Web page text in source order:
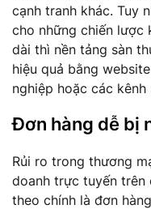
cạnh tranh khác. Tuy
cho những chiến lược
dài thì nền tảng sàn
hiệu quả bằng
nghiệp hoặc các kênh
Đơn hàng dễ bị
Rủi ro trong thương
doanh trực tuyến trên
theo chính là đơn